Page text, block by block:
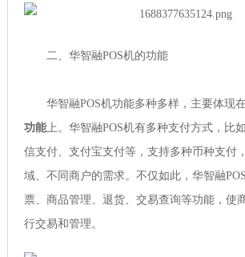
二、华智融POS机的功能
华智融POS机功能多种多样，主要体现
功能上。华智融POS机有多种支付方式，比
信支付、支付宝支付等，支持多种币种支付
域、不同商户的需求。不仅如此，华智融
票、商品管理、退货、交易查询等功能，使
行交易和管理。